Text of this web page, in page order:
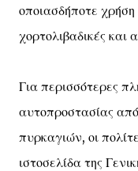
οποιασδήποτε
χορτολιβαδικές και
Για περισσότερες
αυτοπροστασίας
πυρκαγιών, οι
ιστοσελίδα της